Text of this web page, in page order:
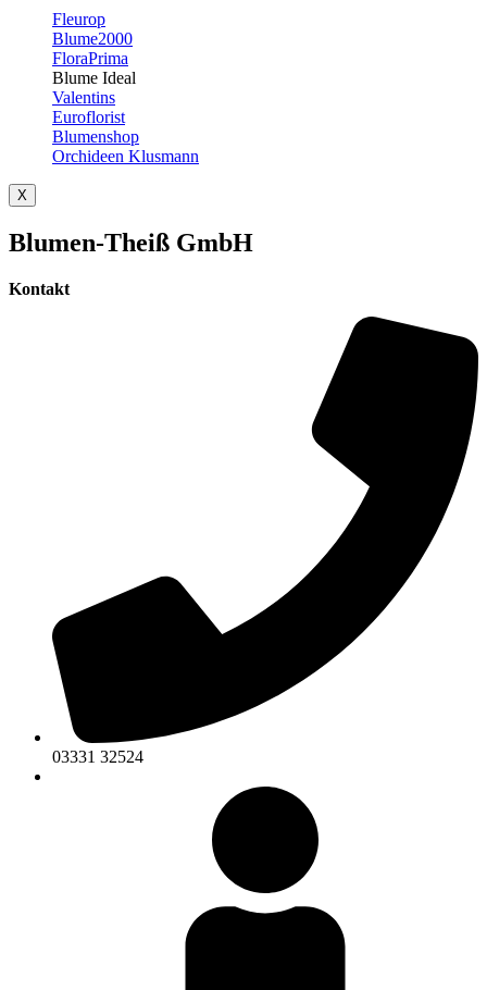
Fleurop
Blume2000
FloraPrima
Blume Ideal
Valentins
Euroflorist
Blumenshop
Orchideen Klusmann
X
Blumen-Theiß GmbH
Kontakt
03331 32524